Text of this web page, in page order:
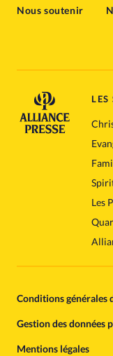
Nous soutenir
Les
Conditions générales
Gestion des données
Mentions légales